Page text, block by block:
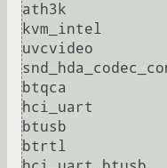
ath3k
kvm_intel
uvcvideo
btqca
hci_uart
btusb
btrtl